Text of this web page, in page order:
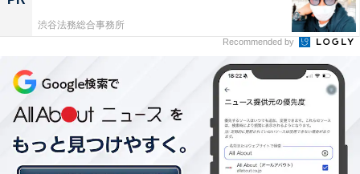
渋谷法務総合事務所
Recommended by